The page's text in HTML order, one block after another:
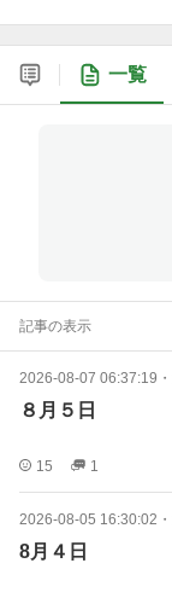
一覧
記事の表示
2026-08-07 06:37:19 ・
８月５日
15 1
2026-08-05 16:30:02 ・
8月４日